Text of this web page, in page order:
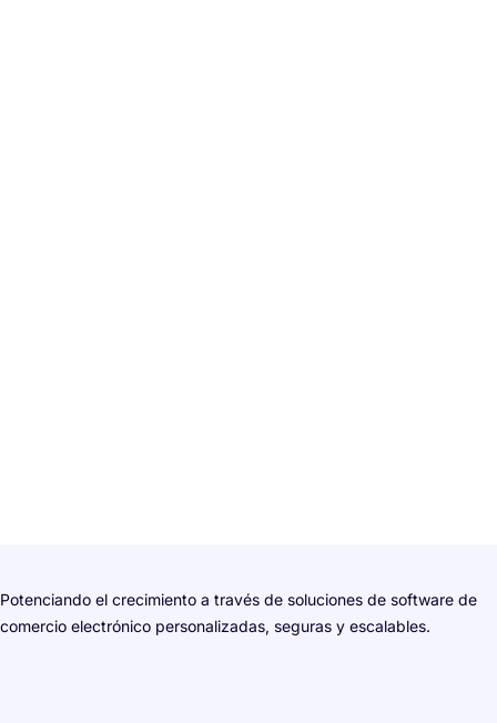
Potenciando el crecimiento a través de soluciones de software de
comercio electrónico personalizadas, seguras y escalables.